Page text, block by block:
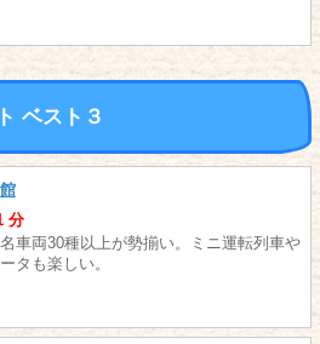
ベスト３
分
車両30種以上が勢揃い。ミニ運転列車や
タも楽しい。